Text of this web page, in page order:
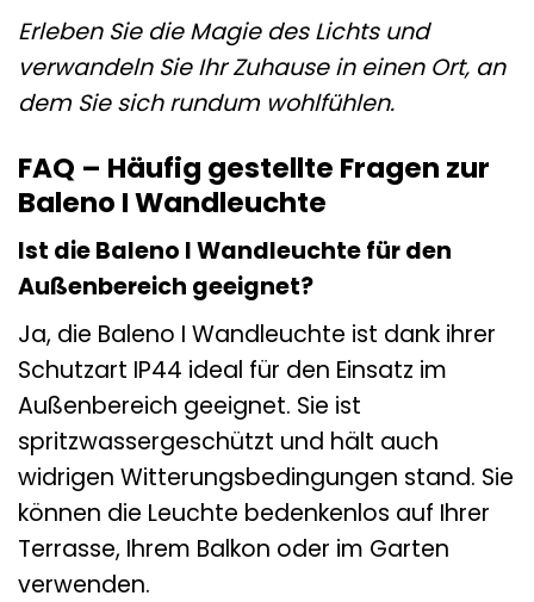
Erleben Sie die Magie des Lichts und
verwandeln Sie Ihr Zuhause in einen Ort, an
dem Sie sich rundum wohlfühlen.
FAQ – Häufig gestellte Fragen zur
Baleno I Wandleuchte
Ist die Baleno I Wandleuchte für den
Außenbereich geeignet?
Ja, die Baleno I Wandleuchte ist dank ihrer
Schutzart IP44 ideal für den Einsatz im
Außenbereich geeignet. Sie ist
spritzwassergeschützt und hält auch
widrigen Witterungsbedingungen stand. Sie
können die Leuchte bedenkenlos auf Ihrer
Terrasse, Ihrem Balkon oder im Garten
verwenden.